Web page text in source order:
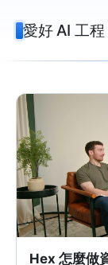
愛好 AI 工
Hex 怎麼做